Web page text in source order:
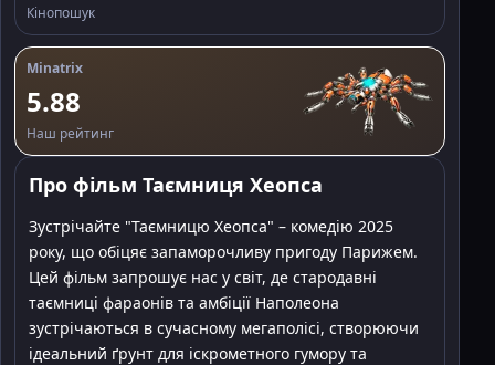
Кінопошук
Minatrix
5.88
Наш рейтинг
Про фільм Таємниця Хеопса
Зустрічайте "Таємницю Хеопса" – комедію 2025
року, що обіцяє запаморочливу пригоду Парижем.
Цей фільм запрошує нас у світ, де стародавні
таємниці фараонів та амбіції Наполеона
зустрічаються в сучасному мегаполісі, створюючи
ідеальний ґрунт для іскрометного гумору та